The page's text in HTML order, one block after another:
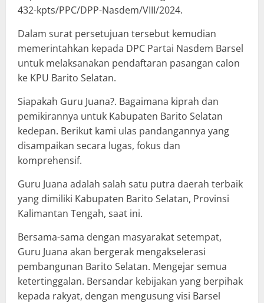
432-kpts/PPC/DPP-Nasdem/VIII/2024.
Dalam surat persetujuan tersebut kemudian
memerintahkan kepada DPC Partai Nasdem Barsel
untuk melaksanakan pendaftaran pasangan calon
ke KPU Barito Selatan.
Siapakah Guru Juana?. Bagaimana kiprah dan
pemikirannya untuk Kabupaten Barito Selatan
kedepan. Berikut kami ulas pandangannya yang
disampaikan secara lugas, fokus dan
komprehensif.
Guru Juana adalah salah satu putra daerah terbaik
yang dimiliki Kabupaten Barito Selatan, Provinsi
Kalimantan Tengah, saat ini.
Bersama-sama dengan masyarakat setempat,
Guru Juana akan bergerak mengakselerasi
pembangunan Barito Selatan. Mengejar semua
ketertinggalan. Bersandar kebijakan yang berpihak
kepada rakyat, dengan mengusung visi Barsel